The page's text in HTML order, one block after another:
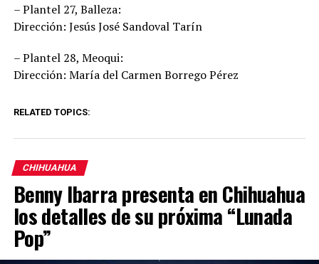
– Plantel 27, Balleza:
Dirección: Jesús José Sandoval Tarín
– Plantel 28, Meoqui:
Dirección: María del Carmen Borrego Pérez
RELATED TOPICS:
CHIHUAHUA
Benny Ibarra presenta en Chihuahua
los detalles de su próxima “Lunada
Pop”